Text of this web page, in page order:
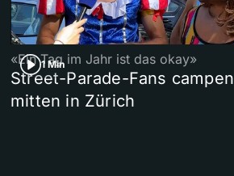
1 Min
«Ein Tag im Jahr ist das okay»
Street-Parade-Fans campen
mitten in Zürich